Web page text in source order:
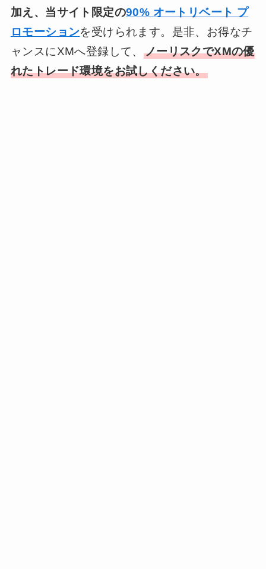
加え、当サイト限定の90% オートリベート プ
ロモーションを受けられます。是非、お得なチ
ャンスにXMへ登録して、 ノーリスクでXMの優
れたトレード環境をお試しください。